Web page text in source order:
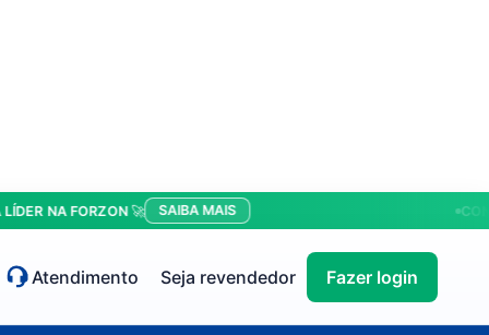
NA FORZON 🚀 SAIBA MAIS
Atendimento Seja revendedor Fazer login